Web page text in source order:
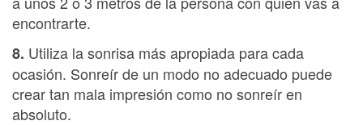
encontrarte.
8. Utiliza la sonrisa más apropiada para cada
ocasión. Sonreír de un modo no adecuado puede
crear tan mala impresión como no sonreír en
absoluto.